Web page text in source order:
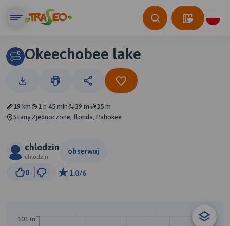
Okeechobee lake
19 km 1 h 45 min 39 m
35 m
Stany Zjednoczone, florida, Pahokee
chlodzin
chlodzin
obserwuj
0 1.0/6
101 m